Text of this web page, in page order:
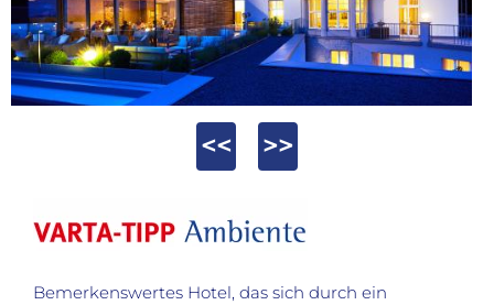
<< >>
Bemerkenswertes Hotel, das sich durch ein